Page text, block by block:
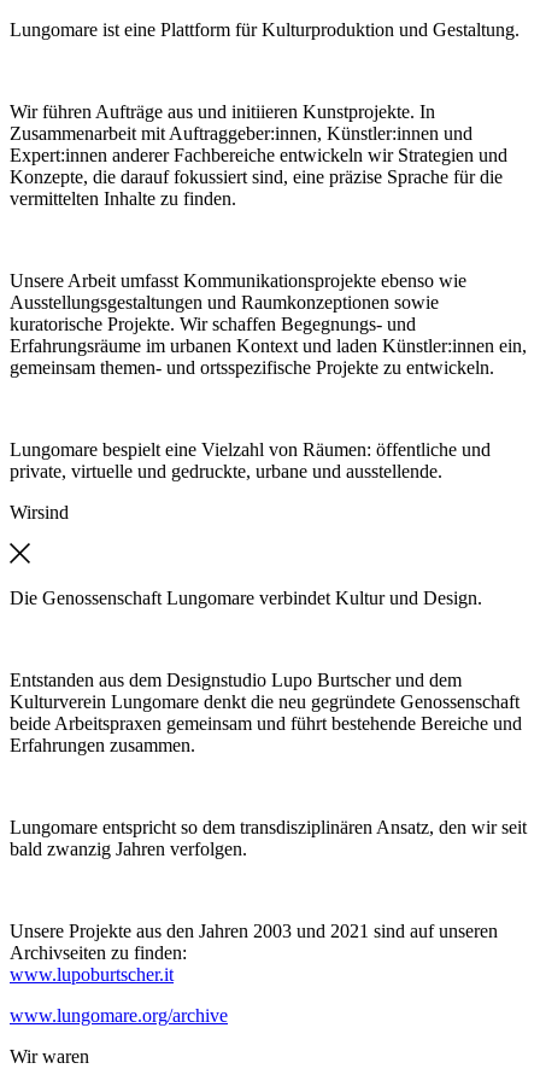
Lungomare ist eine Plattform für Kulturproduktion und Gestaltung.
Wir führen Aufträge aus und initiieren Kunstprojekte. In
Zusammenarbeit mit Auftraggeber:innen, Künstler:innen und
Expert:innen anderer Fachbereiche entwickeln wir Strategien und
Konzepte, die darauf fokussiert sind, eine präzise Sprache für die
vermittelten Inhalte zu finden.
Unsere Arbeit umfasst Kommunikationsprojekte ebenso wie
Ausstellungsgestaltungen und Raumkonzeptionen sowie
kuratorische Projekte. Wir schaffen Begegnungs- und
Erfahrungsräume im urbanen Kontext und laden Künstler:innen ein,
gemeinsam themen- und ortsspezifische Projekte zu entwickeln.
Lungomare bespielt eine Vielzahl von Räumen: öffentliche und
private, virtuelle und gedruckte, urbane und ausstellende.
Wirsind
Die Genossenschaft Lungomare verbindet Kultur und Design.
Entstanden aus dem Designstudio Lupo Burtscher und dem
Kulturverein Lungomare denkt die neu gegründete Genossenschaft
beide Arbeitspraxen gemeinsam und führt bestehende Bereiche und
Erfahrungen zusammen.
Lungomare entspricht so dem transdisziplinären Ansatz, den wir seit
bald zwanzig Jahren verfolgen.
Unsere Projekte aus den Jahren 2003 und 2021 sind auf unseren
Archivseiten zu finden:
www.lupoburtscher.it
www.lungomare.org/archive
Wir waren